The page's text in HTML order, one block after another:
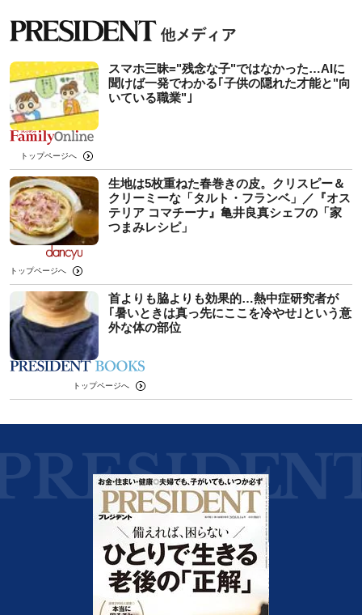
スマホ三昧="残念な子"ではなかった…AIに
聞けば一発でわかる｢子供の隠れた才能と"向
いている職業"｣
トップページへ
生地は5枚重ねた春巻きの皮。クリスピー＆
クリーミーな「タルト・フランベ」／『オス
テリア コマチーナ』亀井良真シェフの「家
つまみレシピ」
トップページへ
首よりも脇よりも効果的…熱中症研究者が
｢暑いときは真っ先にここを冷やせ｣という意
外な体の部位
トップページへ